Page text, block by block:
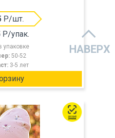
Р/шт.
Р/упак.
упаковке
50-52
3-5 лет
НАВЕРХ